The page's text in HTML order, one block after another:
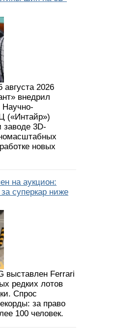
2026
внедрил
Научно-
(«Интайр»)
3D-
новых
на аукцион:
суперкар ниже
выставлен Ferrari
редких лотов
Спрос
за право
100 человек.